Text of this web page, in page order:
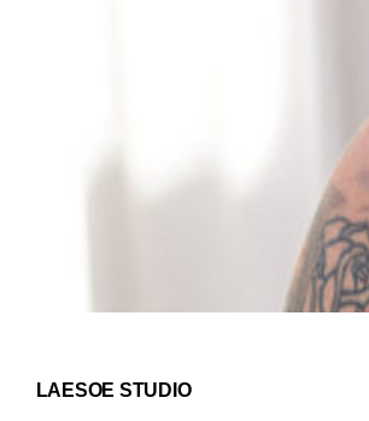
LAESOE STUDIO